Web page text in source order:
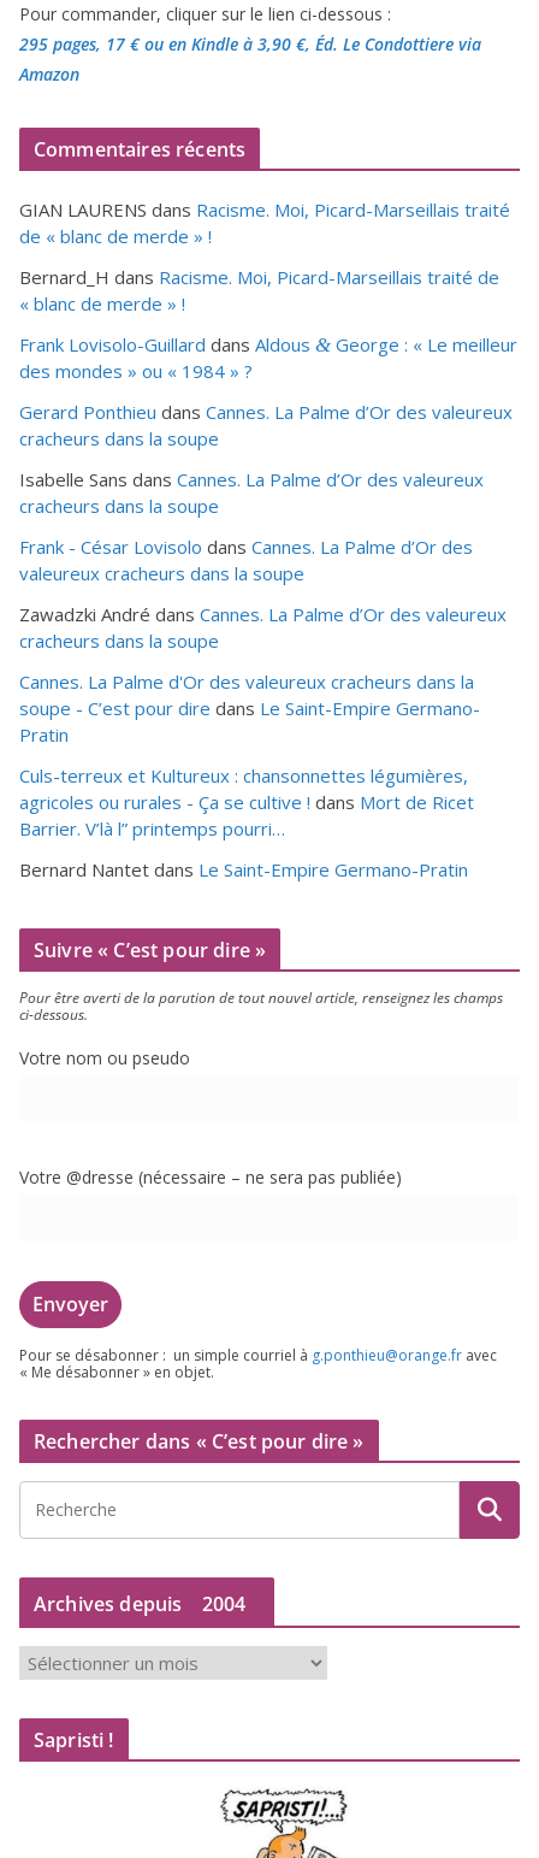
Pour commander, cliquer sur le lien ci-dessous :
295 pages, 17 €ou en Kindle à 3,90 €, Éd. Le Condottiere via
Amazon
Commentaires récents
GIAN LAURENS dans Racisme. Moi, Picard-Marseillais traité
de « blanc de merde » !
Bernard_H dans Racisme. Moi, Picard-Marseillais traité de
« blanc de merde » !
Frank Lovisolo-Guillard dans Aldous & George : « Le meilleur
des mondes » ou « 1984 » ?
Gerard Ponthieu dans Cannes. La Palme d’Or des valeureux
cracheurs dans la soupe
Isabelle Sans dans Cannes. La Palme d’Or des valeureux
cracheurs dans la soupe
Frank - César Lovisolo dans Cannes. La Palme d’Or des
valeureux cracheurs dans la soupe
Zawadzki André dans Cannes. La Palme d’Or des valeureux
cracheurs dans la soupe
Cannes. La Palme d'Or des valeureux cracheurs dans la
soupe - C’est pour dire dans Le Saint-Empire Germano-
Pratin
Culs-terreux et Kultureux : chansonnettes légumières,
agricoles ou rurales - Ça se cultive ! dans Mort de Ricet
Barrier. V’là l” printemps pourri…
Bernard Nantet dans Le Saint-Empire Germano-Pratin
Suivre « C’est pour dire »
Pour être aver­ti de la paru­tion de tout nou­vel article, ren­sei­gnez les champs
ci-dessous.
Votre nom ou pseudo
Votre @dresse (néces­saire – ne sera pas publiée)
Pour se désa­bon­ner : un simple cour­riel à g.​ponthieu@​orange.​fr avec
« Me désa­bon­ner » en objet.
Rechercher dans « C’est pour dire »
Archives depuis 2004
r
c
Sapristi !